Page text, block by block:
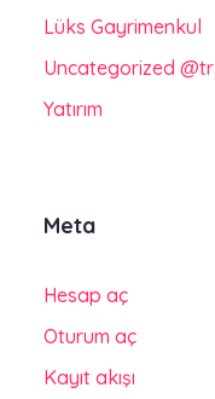
Lüks Gayrimenkul
Uncategorized @tr
Yatırım
Meta
Hesap aç
Oturum aç
Kayıt akışı